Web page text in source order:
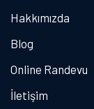
Hakkımızda
Blog
Online Randevu
İletişim